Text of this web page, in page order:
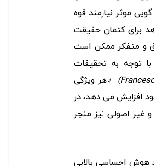
گویی موثر نیازمند قوه
برای کتمان حقیقت
و متفکر ممکن است
توجه به تحقیقات
)
«هر ویژگی
خود افزایش می دهد، در
غیر اصولی نیز منجر
هوش احساسی بالایی